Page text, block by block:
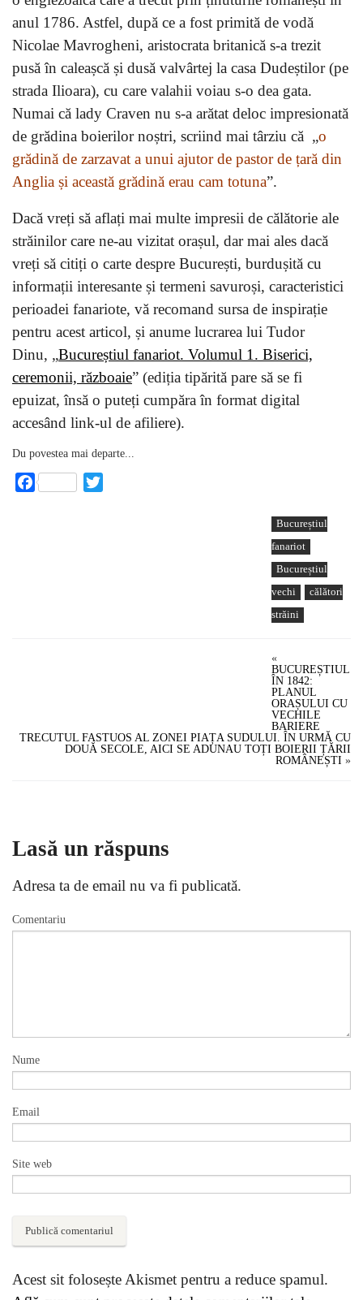
anul 1786. Astfel, după ce a fost primită de vodă
Nicolae Mavrogheni, aristocrata britanică s-a trezit
pusă în caleașcă și dusă valvârtej la casa Dudeștilor (pe
strada Ilioara), cu care valahii voiau s-o dea gata.
Numai că lady Craven nu s-a arătat deloc impresionată
de grădina boierilor noștri, scriind mai târziu că „o
grădină de zarzavat a unui ajutor de pastor de țară din
Anglia și această grădină erau cam totuna”.
Dacă vreți să aflați mai multe impresii de călătorie ale
străinilor care ne-au vizitat orașul, dar mai ales dacă
vreți să citiți o carte despre București, burdușită cu
informații interesante și termeni savuroși, caracteristici
perioadei fanariote, vă recomand sursa de inspirație
pentru acest articol, și anume lucrarea lui Tudor
Dinu, „Bucureștiul fanariot. Volumul 1. Biserici,
ceremonii, războaie” (ediția tipărită pare să se fi
epuizat, însă o puteți cumpăra în format digital
accesând link-ul de afiliere).
Du povestea mai departe...
Facebook
Bucureștiul
fanariot
Bucureștiul
vechi
călători
străini
«
BUCUREȘTIUL
ÎN 1842:
PLANUL
ORAȘULUI CU
VECHILE
BARIERE
TRECUTUL FASTUOS AL ZONEI PIAȚA SUDULUI. ÎN URMĂ CU
DOUĂ SECOLE, AICI SE ADUNAU TOȚI BOIERII ȚĂRII
ROMÂNEȘTI »
Lasă un răspuns
Adresa ta de email nu va fi publicată.
Comentariu
Nume
Email
Site web
Acest sit folosește Akismet pentru a reduce spamul.